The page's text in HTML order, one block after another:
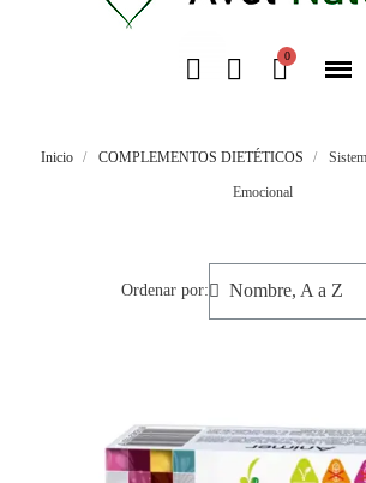
Inicio COMPLEMENTOS DIETÉTICOS
Emocional
Ordenar por: